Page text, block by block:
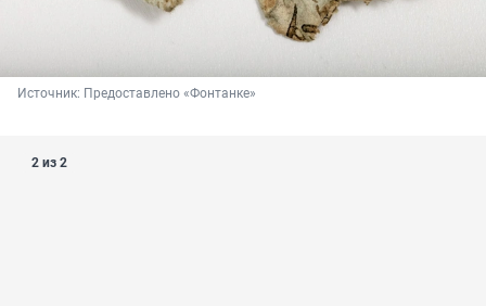
Источник: Предоставлено «Фонтанке»
2 из 2